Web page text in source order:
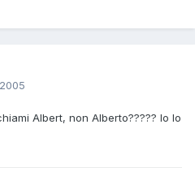
Albert, non Alberto????? Io lo